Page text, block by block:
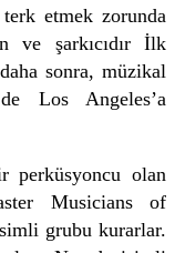
etmek zorunda
ve şarkıcıdır İlk
sonra, müzikal
Los Angeles’a
perküsyoncu olan
Musicians of
grubu kurarlar.